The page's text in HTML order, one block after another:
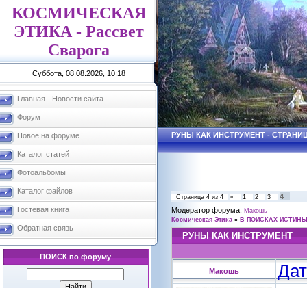
КОСМИЧЕСКАЯ
ЭТИКА - Рассвет
Сварога
Суббота, 08.08.2026, 10:18
Главная - Новости сайта
Форум
Новое на форуме
Каталог статей
Фотоальбомы
Каталог файлов
Гостевая книга
Обратная связь
ПОИСК по форуму
РУНЫ КАК ИНСТРУМЕНТ -
Страница 4 из 4 « 1 2 3
4
Модератор форума: Макошь
Космическая Этика » В ПОИСКАХ ИСТИНЫ
РУНЫ КАК ИНСТРУМЕНТ
Макошь